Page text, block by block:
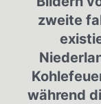
zweite
während